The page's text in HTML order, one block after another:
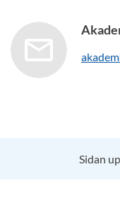
Sidan